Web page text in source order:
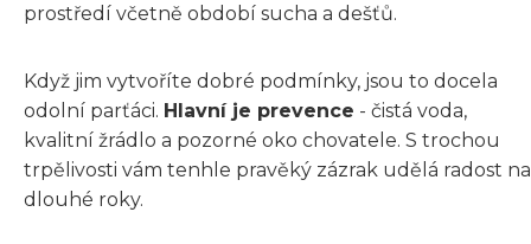
prostředí včetně období sucha a dešťů.
Když jim vytvoříte dobré podmínky, jsou to docela
odolní parťáci. Hlavní je prevence - čistá voda,
kvalitní žrádlo a pozorné oko chovatele. S trochou
trpělivosti vám tenhle pravěký zázrak udělá radost na
dlouhé roky.